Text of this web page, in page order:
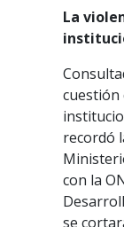
La
cuestión
recordó
con la
se